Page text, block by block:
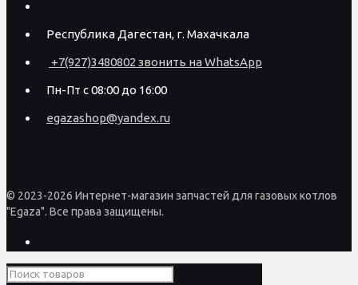
Республика Дагестан, г. Махачкала
+7(927)3480802 звонить на WhatsApp
Пн-Пт с 08:00 до 16:00
egazashop@yandex.ru
© 2023-2026 Интернет-магазин запчастей для газовых котлов
"Egaza". Все права защищены.